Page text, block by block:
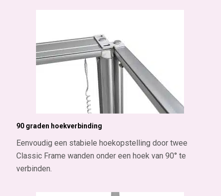
90 graden hoekverbinding
Eenvoudig een stabiele hoekopstelling door twee
Classic Frame wanden onder een hoek van 90° te
verbinden.